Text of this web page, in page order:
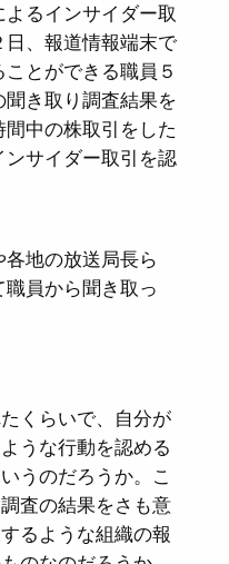
るインサイダー取
、報道情報端末で
とができる職員５
聞き取り調査結果を
中の株取引をした
ンサイダー取引を認
地の放送局長ら
員から聞き取っ
くらいで、自分が
うな行動を認める
うのだろうか。こ
査の結果をさも意
るような組織の報